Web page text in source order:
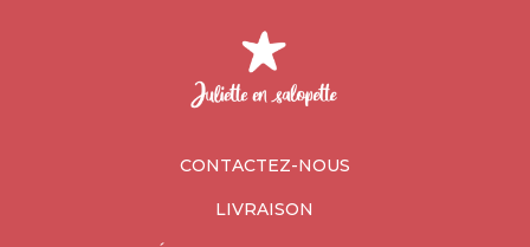
CONTACTEZ-NOUS
LIVRAISON